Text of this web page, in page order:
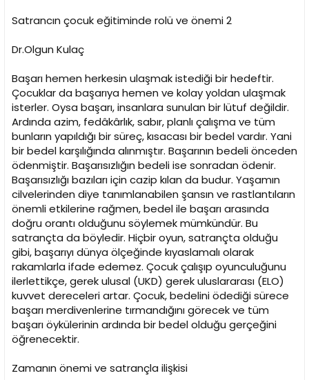
Satrancın çocuk eğitiminde rolü ve önemi 2
Dr.Olgun Kulaç
Başarı hemen herkesin ulaşmak istediği bir hedeftir.
Çocuklar da başarıya hemen ve kolay yoldan ulaşmak
isterler. Oysa başarı, insanlara sunulan bir lütuf değildir.
Ardında azim, fedâkârlık, sabır, planlı çalışma ve tüm
bunların yapıldığı bir süreç, kısacası bir bedel vardır. Yani
bir bedel karşılığında alınmıştır. Başarının bedeli önceden
ödenmiştir. Başarısızlığın bedeli ise sonradan ödenir.
Başarısızlığı bazıları için cazip kılan da budur. Yaşamın
cilvelerinden diye tanımlanabilen şansın ve rastlantıların
önemli etkilerine rağmen, bedel ile başarı arasında
doğru orantı olduğunu söylemek mümkündür. Bu
satrançta da böyledir. Hiçbir oyun, satrançta olduğu
gibi, başarıyı dünya ölçeğinde kıyaslamalı olarak
rakamlarla ifade edemez. Çocuk çalışıp oyunculuğunu
ilerlettikçe, gerek ulusal (UKD) gerek uluslararası (ELO)
kuvvet dereceleri artar. Çocuk, bedelini ödediği sürece
başarı merdivenlerine tırmandığını görecek ve tüm
başarı öykülerinin ardında bir bedel olduğu gerçeğini
öğrenecektir.
Zamanın önemi ve satrançla ilişkisi